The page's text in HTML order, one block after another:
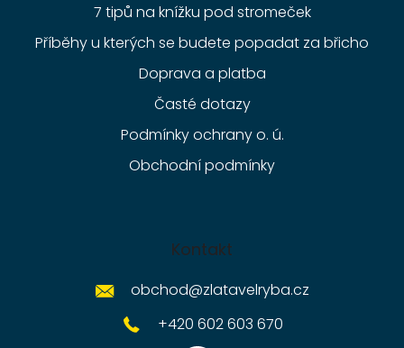
7 tipů na knížku pod stromeček
Příběhy u kterých se budete popadat za břicho
Doprava a platba
Časté dotazy
Podmínky ochrany o. ú.
Obchodní podmínky
Kontakt
obchod@zlatavelryba.cz
+420 602 603 670